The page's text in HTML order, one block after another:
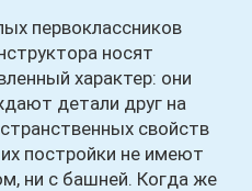
первоклассников
носят
характер: они
детали друг на
свойств
постройки не имеют
ни с башней. Когда же